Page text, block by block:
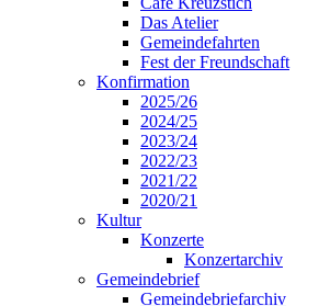
Das Atelier
Gemeindefahrten
Fest der Freundschaft
Konfirmation
2025/26
2024/25
2023/24
2022/23
2021/22
2020/21
Kultur
Konzerte
Konzertarchiv
Gemeindebrief
Gemeindebriefarchiv